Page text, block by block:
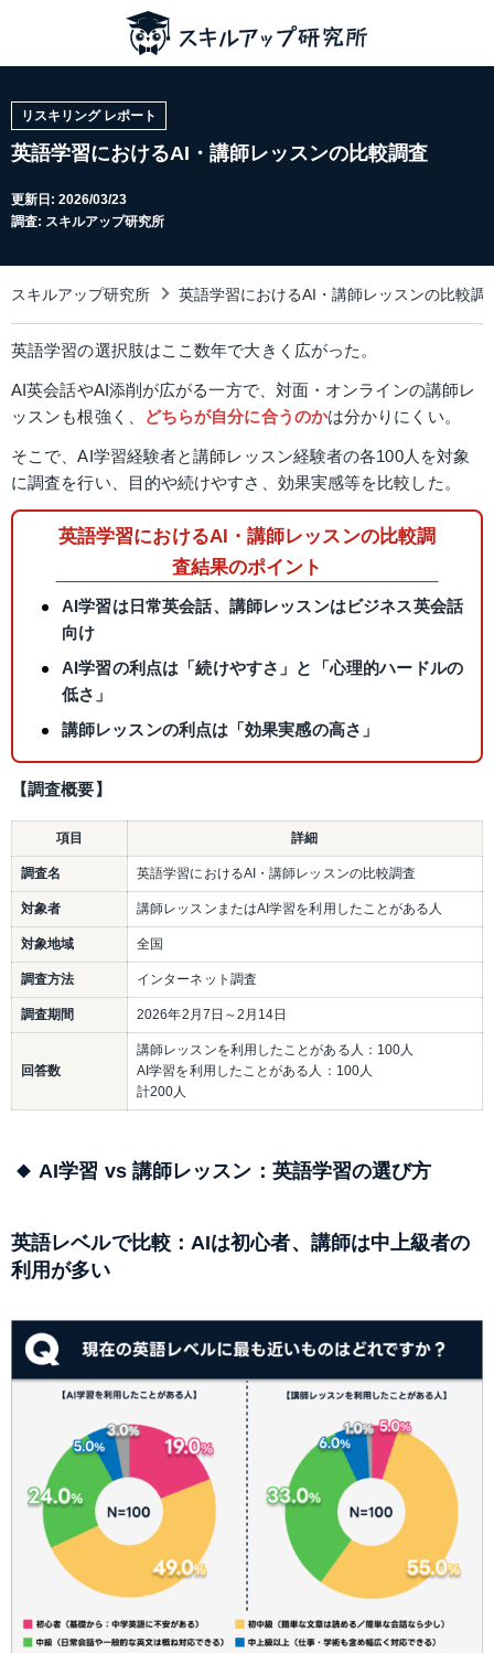
リスキリング レポート
英語学習におけるAI・講師レッスンの比較調査
更新日: 2026/03/23
調査: スキルアップ研究所
スキルアップ研究所 英語学習におけるAI・講師レッスンの比較調
英語学習の選択肢はここ数年で大きく広がった。
AI英会話やAI添削が広がる一方で、対面・オンラインの講師レ
ッスンも根強く、
どちらが自分に合うのかは分かりにくい。
そこで、AI学習経験者と講師レッスン経験者の各100人を対象
に調査を行い、目的や続けやすさ、効果実感等を比較した。
英語学習におけるAI・講師レッスンの比較調
査結果のポイント
AI学習は日常英会話、講師レッスンはビジネス英会話
向け
AI学習の利点は「続けやすさ」と「心理的ハードルの
低さ」
講師レッスンの利点は「効果実感の高さ」
【調査概要】
項目 詳細
調査名 英語学習におけるAI・講師レッスンの比較調査
対象者 講師レッスンまたはAI学習を利用したことがある人
対象地域 全国
調査方法 インターネット調査
調査期間 2026年2月7日～2月14日
回答数
講師レッスンを利用したことがある人：100人
AI学習を利用したことがある人：100人
計200人
AI学習 vs 講師レッスン：英語学習の選び方
英語レベルで比較：AIは初心者、講師は中上級者の
利用が多い